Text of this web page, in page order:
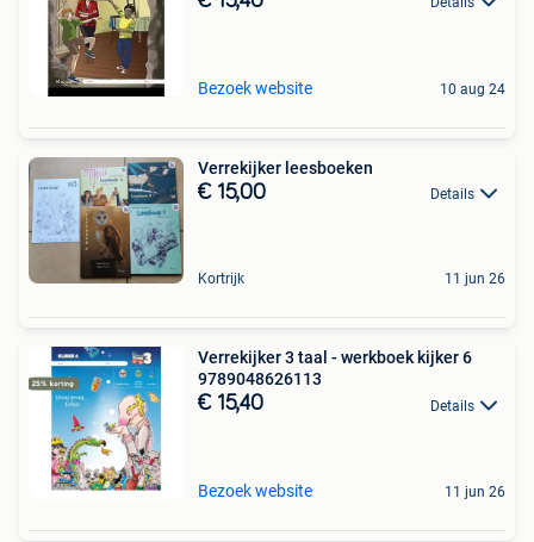
Bezoek website 10 aug 24
Verrekijker leesboeken
€ 15,00 Details
Kortrijk 11 jun 26
Verrekijker 3 taal - werkboek kijker 6
9789048626113
€ 15,40 Details
Bezoek website 11 jun 26